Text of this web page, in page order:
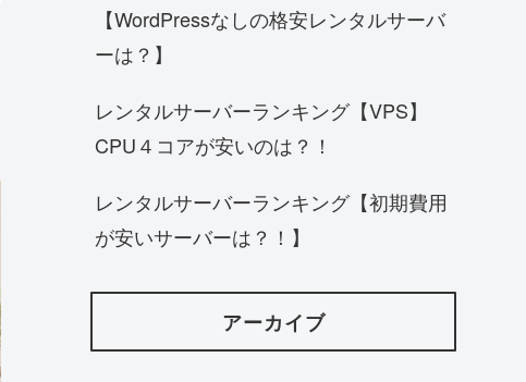
【WordPressなしの格安レンタルサーバ
ーは？】
レンタルサーバーランキング【VPS】
CPU４コアが安いのは？！
レンタルサーバーランキング【初期費用
が安いサーバーは？！】
アーカイブ